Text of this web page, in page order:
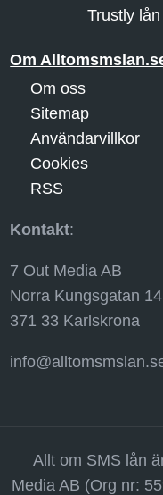
Trustly lån
Om
Om oss
Sitemap
Användarvillkor
Cookies
RSS
Kontakt:
7 Out Media AB
Norra Kungsgatan 14
371 33 Karlskrona
Allt om SMS lån
Media AB (Org nr: